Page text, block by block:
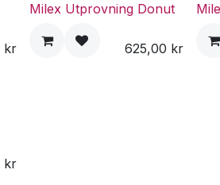
kr
Milex Utprovning Donut
625,00 kr
kr